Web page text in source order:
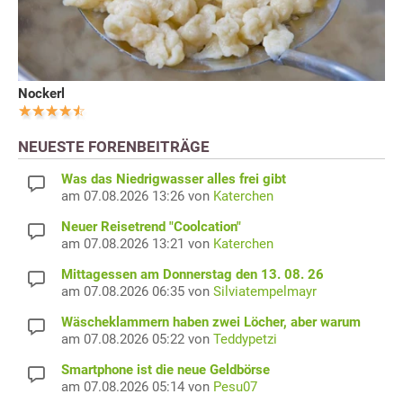
Nockerl
NEUESTE FORENBEITRÄGE
Was das Niedrigwasser alles frei gibt
am 07.08.2026 13:26 von Katerchen
Neuer Reisetrend "Coolcation"
am 07.08.2026 13:21 von Katerchen
Mittagessen am Donnerstag den 13. 08. 26
am 07.08.2026 06:35 von Silviatempelmayr
Wäscheklammern haben zwei Löcher, aber warum
am 07.08.2026 05:22 von Teddypetzi
Smartphone ist die neue Geldbörse
am 07.08.2026 05:14 von Pesu07